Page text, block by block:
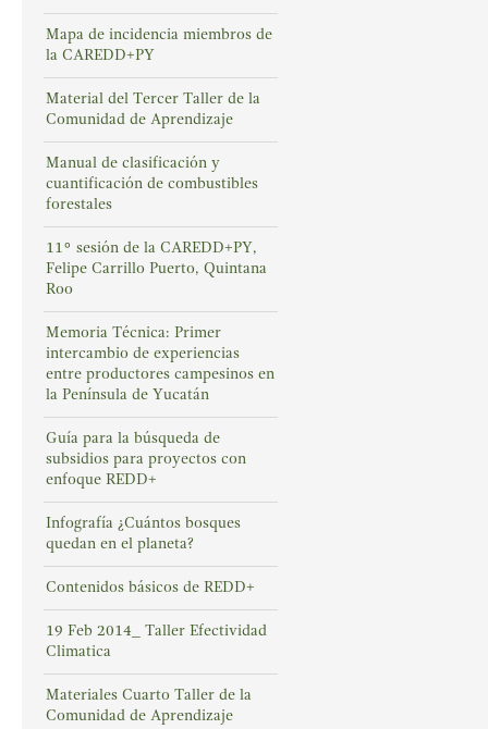
Mapa de incidencia miembros de
la CAREDD+PY
Material del Tercer Taller de la
Comunidad de Aprendizaje
Manual de clasificación y
cuantificación de combustibles
forestales
11° sesión de la CAREDD+PY,
Felipe Carrillo Puerto, Quintana
Roo
Memoria Técnica: Primer
intercambio de experiencias
entre productores campesinos en
la Península de Yucatán
Guía para la búsqueda de
subsidios para proyectos con
enfoque REDD+
Infografía ¿Cuántos bosques
quedan en el planeta?
Contenidos básicos de REDD+
19 Feb 2014_ Taller Efectividad
Climatica
Materiales Cuarto Taller de la
Comunidad de Aprendizaje